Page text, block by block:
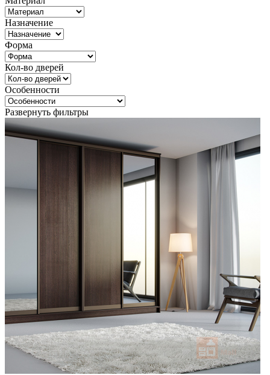
Назначение
Форма
Кол-во дверей
Особенности
Развернуть фильтры